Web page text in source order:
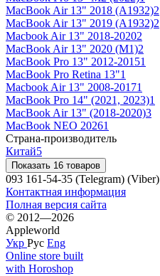
MacBook Air 13" 2018 (A1932)2
MacBook Air 13" 2019 (A1932)2
Macbook Air 13" 2018-20202
MacBook Air 13" 2020 (M1)2
MacBook Pro 13" 2012-20151
MacBook Pro Retina 13"1
Macbook Air 13" 2008-20171
MacBook Pro 14" (2021, 2023)1
MacBook Air 13" (2018-2020)3
MacBook NEO 20261
Страна-производитель
Китай5
Показать 16 товаров
093 161-54-35 (Telegram) (Viber)
Контактная информация
Полная версия сайта
© 2012—2026
Appleworld
Укр Рус Eng
Online store built
with Horoshop